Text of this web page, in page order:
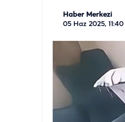
Haber Merkezi
05 Haz 2025, 11:40